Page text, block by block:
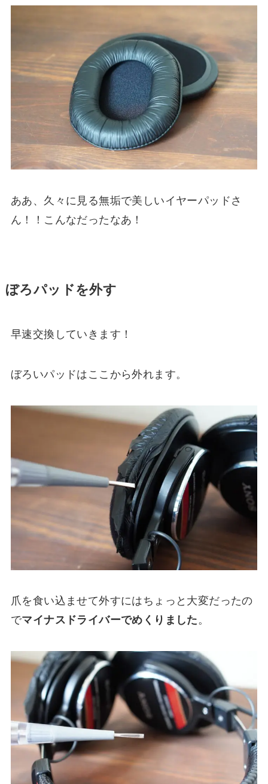
ああ、久々に見る無垢で美しいイヤーパッドさ
ん！！こんなだったなあ！
ぼろパッドを外す
早速交換していきます！
ぼろいパッドはここから外れます。
爪を食い込ませて外すにはちょっと大変だったの
でマイナスドライバーでめくりました。